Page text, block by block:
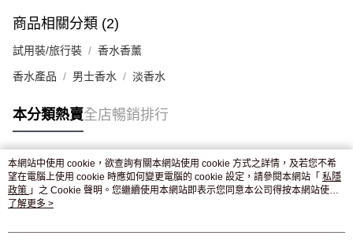
付款後門市自取，訂單確認後2-4個工作天到店，7天內取。逾期後
商品相關分類 (2)
試用裝/旅行裝 香水香薰
香水產品 男士香水 淡香水
本分類熱賣全店暢銷排行
熱門標籤
熱銷排行
本網站中使用 cookie，欲查詢有關本網站使用 cookie 方式之詳情，及若您不希
望在電腦上使用 cookie 時應如何變更電腦的 cookie 設定，請參閱本網站「 私隱
政策 」之 Cookie 聲明。您繼續使用本網站即表示您同意本公司得按本網站使用
條款之 Cookie 聲明使用 cookie。
了解更多 >